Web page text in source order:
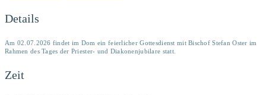
Details
Am 02.07.2026 findet im Dom ein feierlicher Gottesdienst mit Bischof Stefan Oster im
Rahmen des Tages der Priester- und Diakonenjubilare statt.
Zeit